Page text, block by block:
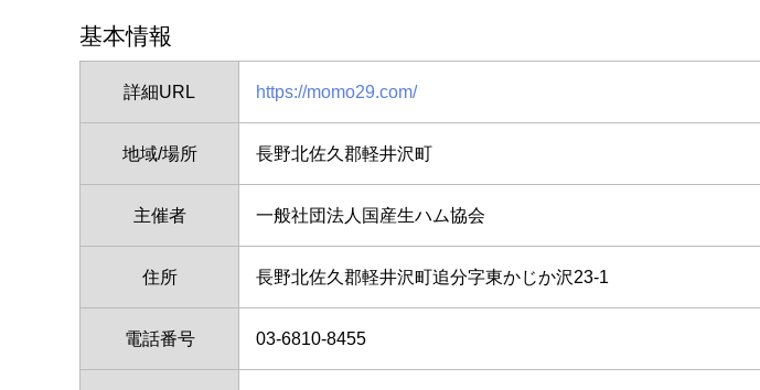
基本情報
詳細URL https://momo29.com/
地域/場所 長野北佐久郡軽井沢町
主催者 一般社団法人国産生ハム協会
住所 長野北佐久郡軽井沢町追分字東かじか沢23-1
電話番号 03-6810-8455